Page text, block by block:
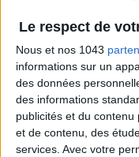
Le respect de
Nous et nos 1043
informations sur un
des données
des informations
publicités et du
et de contenu, des
services. Avec votre